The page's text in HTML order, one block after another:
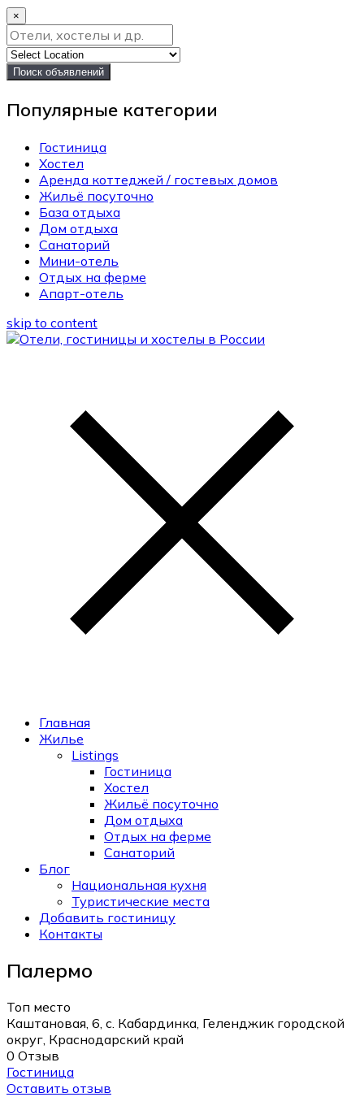
×
Поиск объявлений
Популярные категории
Гостиница
Хостел
Аренда коттеджей / гостевых домов
Жильё посуточно
База отдыха
Дом отдыха
Санаторий
Мини-отель
Отдых на ферме
Апарт-отель
skip to content
Главная
Жилье
Listings
Гостиница
Хостел
Жильё посуточно
Дом отдыха
Отдых на ферме
Санаторий
Блог
Национальная кухня
Туристические места
Добавить гостиницу
Контакты
Палермо
Топ место
Каштановая, 6, с. Кабардинка, Геленджик городской
округ, Краснодарский край
0 Отзыв
Гостиница
Оставить отзыв